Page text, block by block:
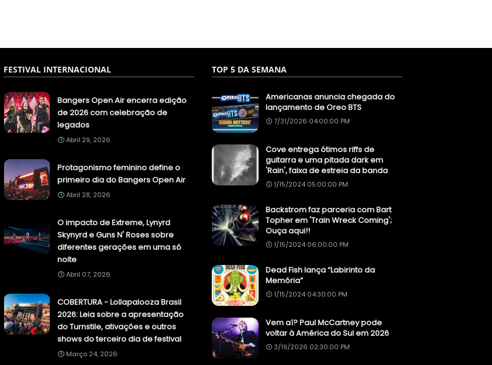
FESTIVAL INTERNACIONAL
Bangers Open Air encerra edição
de 2026 com celebração de
legados
Abril 29, 2026
Protagonismo feminino define o
primeiro dia do Bangers Open Air
Abril 28, 2026
O impacto de Extreme, Lynyrd
Skynyrd e Guns N' Roses sobre
diferentes gerações em uma só
noite
Abril 07, 2026
COBERTURA - Lollapalooza Brasil
2026: Leia sobre a apresentação
do Turnstile, ativações e outros
shows do terceiro dia de festival
Março 24, 2026
TOP 5 DA SEMANA
Americanas anuncia chegada do
lançamento de Oreo BTS
7/31/2026 04:00:00 PM
Cove entrega ótimos riffs de
guitarra e uma pitada dark em
'Rain', faixa de estreia da banda
1/15/2024 05:00:00 PM
Backstrom faz parceria com Bart
Topher em 'Train Wreck Coming';
Ouça aqui!!
1/15/2024 06:00:00 PM
Dead Fish lança “Labirinto da
Memória”
1/15/2024 04:30:00 PM
Vem aí? Paul McCartney pode
voltar à América do Sul em 2026
3/19/2026 02:30:00 PM